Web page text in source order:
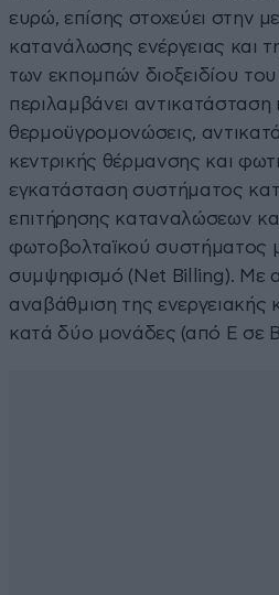
ευρώ, επίσης στοχεύει στην
κατανάλωσης ενέργειας και
των εκπομπών διοξειδίου
περιλαμβάνει
θερμοϋγρομονώσεις,
κεντρικής θέρμανσης και
εγκατάσταση συστήματος
επιτήρησης καταναλώσεων
φωτοβολταϊκού συστήματος
συμψηφισμό (Net Billing). Με
αναβάθμιση της ενεργειακής
κατά δύο μονάδες (από Ε σε